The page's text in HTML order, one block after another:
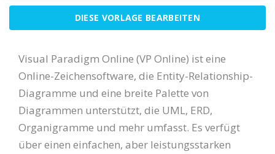
DIESE VORLAGE BEARBEITEN
Visual Paradigm Online (VP Online) ist eine
Online-Zeichensoftware, die Entity-Relationship-
Diagramme und eine breite Palette von
Diagrammen unterstützt, die UML, ERD,
Organigramme und mehr umfasst. Es verfügt
über einen einfachen, aber leistungsstarken